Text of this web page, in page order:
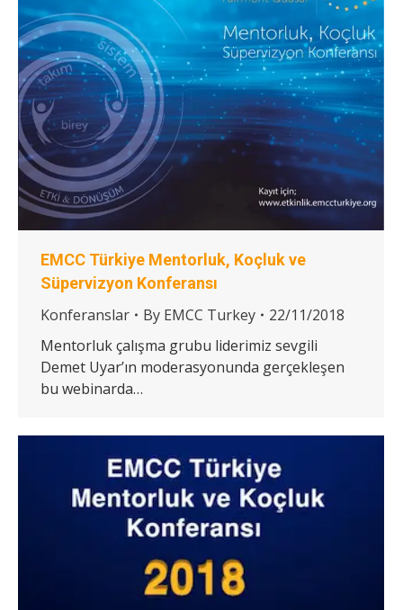
EMCC Türkiye Mentorluk, Koçluk ve
Süpervizyon Konferansı
Konferanslar By EMCC Turkey
22/11/2018
Mentorluk çalışma grubu liderimiz sevgili
Demet Uyar’ın moderasyonunda gerçekleşen
bu webinarda…